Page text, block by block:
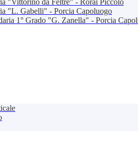
"Vittorino da Feltre" - Rorai Piccolo
"L. Gabelli" - Porcia Capoluogo
1° Grado "G. Zanella" - Porcia